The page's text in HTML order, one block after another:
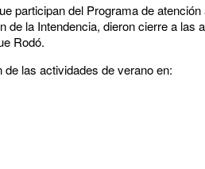
participan del Programa de
la Intendencia, dieron cierre a las
Rodó.
las actividades de verano en: